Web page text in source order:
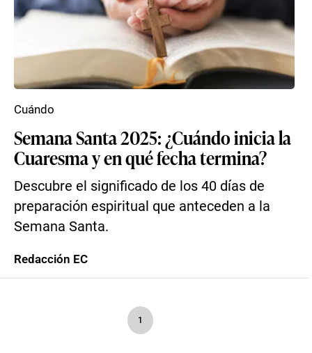
Semana Santa 2025: ¿Cuándo inicia la
Cuaresma y en qué fecha termina?
Descubre el significado de los 40 días de
preparación espiritual que anteceden a la
Semana Santa.
Cuándo
Redacción EC
1